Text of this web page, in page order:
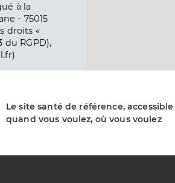
à la
- 75015
droits «
du RGPD),
Le site santé de référence, accessible
quand vous voulez, où vous voulez